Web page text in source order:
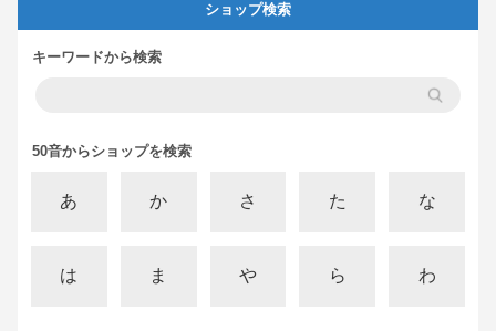
ショップ検索
キーワードから検索
50音からショップを検索
あ か さ た な
は ま や ら わ